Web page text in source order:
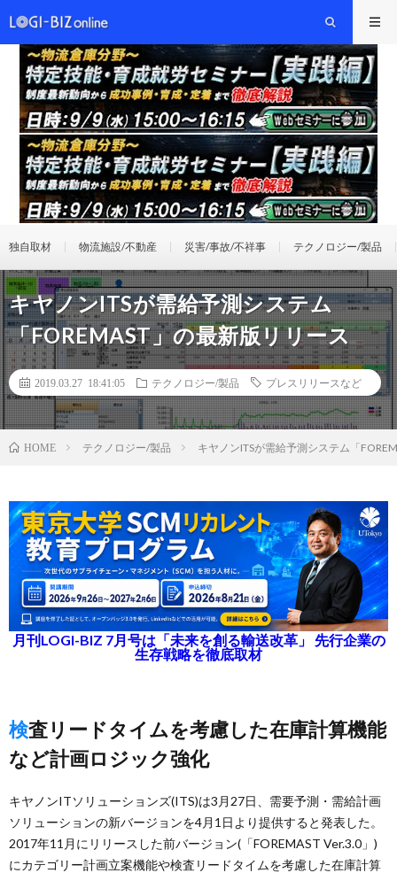
独自取材 物流施設/不動産 災害/事故/不祥事 テクノロジー/製品
キヤノンITSが需給予測システム
「FOREMAST」の最新版リリース
2019.03.27 18:41:05 テクノロジー/製品 プレスリリースなど
HOME テクノロジー/製品 キヤノンITSが需給予測システム「
月刊LOGI-BIZ 7月号は「未来を創る輸送改革」 先行企業の
生存戦略を徹底取材
検査リードタイムを考慮した在庫計算機能
など計画ロジック強化
キヤノンITソリューションズ(ITS)は3月27日、需要予測・需給計画
ソリューションの新バージョンを4月1日より提供すると発表した。
2017年11月にリリースした前バージョン(「FOREMAST Ver.3.0」)
にカテゴリー計画立案機能や検査リードタイムを考慮した在庫計算